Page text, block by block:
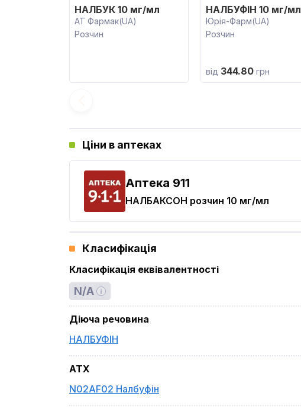
НАЛБУК 10 мг/мл
АТ Фармак(UA)
Розчин
НАЛБУФІН 10 мг/мл
Юрія-Фарм(UA)
Розчин
від 344.80 грн
Ціни в аптеках
Aптека 911
НАЛБАКСОН розчин 10 мг/мл
Класифікація
Класифікація еквівалентності
N/A
Діюча речовина
НАЛБУФІН
ATX
N02AF02 Налбуфін